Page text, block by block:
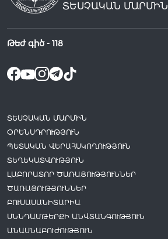
ՏԵՍՉԱԿԱՆ ՄԱՐՄԻՆ
Թեժ գիծ - 118
ՏԵՍՉԱԿԱՆ ՄԱՐՄԻՆ
ՕՐԵՆՍԴՐՈՒԹՅՈՒՆ
ՊԵՏԱԿԱՆ ՎԵՐԱՀՍԿՈՂՈՒԹՅՈՒՆ
ՏԵՂԵԿԱՏՎՈՒԹՅՈՒՆ
ԼԱԲՈՐԱՏՈՐ ԾԱՌԱՅՈՒԹՅՈՒՆՆԵՐ
ԾԱՌԱՅՈՒԹՅՈՒՆՆԵՐ
ԲՈՒՍԱՍԱՆԻՏԱՐԻԱ
ՍՆՆԴԱՄԹԵՐՔԻ ԱՆՎՏԱՆԳՈՒԹՅՈՒՆ
ԱՆԱՍՆԱԲՈՒԺՈՒԹՅՈՒՆ